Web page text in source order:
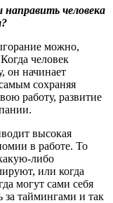
человека
?
можно,
человек
он начинает
сохраняя
работу, развитие
высокая
в работе. То
либо
или когда
могут сами себя
за таймингами и так